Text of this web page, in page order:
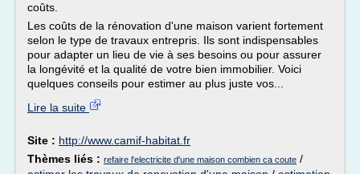
coûts.
Les coûts de la rénovation d'une maison varient fortement
selon le type de travaux entrepris. Ils sont indispensables
pour adapter un lieu de vie à ses besoins ou pour assurer
la longévité et la qualité de votre bien immobilier. Voici
quelques conseils pour estimer au plus juste vos...
Lire la suite
Site : http://www.camif-habitat.fr
Thèmes liés : refaire l'electricite d'une maison combien ca coute /